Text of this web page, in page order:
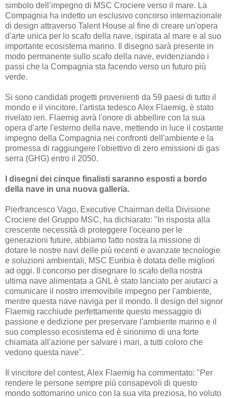
simbolo dell’impegno di MSC Crociere verso il mare. La
Compagnia ha indetto un esclusivo concorso internazionale
di design attraverso Talent House al fine di creare un'opera
d'arte unica per lo scafo della nave, ispirata al mare e al suo
importante ecosistema marino. Il disegno sarà presente in
modo permanente sullo scafo della nave, evidenziando i
passi che la Compagnia sta facendo verso un futuro più
verde.
Si sono candidati progetti provenienti da 59 paesi di tutto il
mondo e il vincitore, l'artista tedesco Alex Flaemig, è stato
rivelato ieri. Flaemig avrà l'onore di abbellire con la sua
opera d'arte l'esterno della nave, mettendo in luce il costante
impegno della Compagnia nei confronti dell'ambiente e la
promessa di raggiungere l'obiettivo di zero emissioni di gas
serra (GHG) entro il 2050.
I disegni dei cinque finalisti saranno esposti a bordo
della nave in una nuova galleria.
Pierfrancesco Vago, Executive Chairman della Divisione
Crociere del Gruppo MSC, ha dichiarato: "In risposta alla
crescente necessità di proteggere l'oceano per le
generazioni future, abbiamo fatto nostra la missione di
dotare le nostre navi delle più recenti e avanzate tecnologie
e soluzioni ambientali, MSC Euribia è dotata delle migliori
ad oggi. Il concorso per disegnare lo scafo della nostra
ultima nave alimentata a GNL è stato lanciato per aiutarci a
comunicare il nostro irremovibile impegno per l'ambiente,
mentre questa nave naviga per il mondo. Il design del signor
Flaemig racchiude perfettamente questo messaggio di
passione e dedizione per preservare l'ambiente marino e il
suo complesso ecosistema ed è sinonimo di una forte
chiamata all'azione per salvare i mari, a tutti coloro che
vedono questa nave".
Il vincitore del contest, Alex Flaemig ha commentato: "Per
rendere le persone sempre più consapevoli di questo
mondo sottomarino unico con la sua vita preziosa, ho voluto